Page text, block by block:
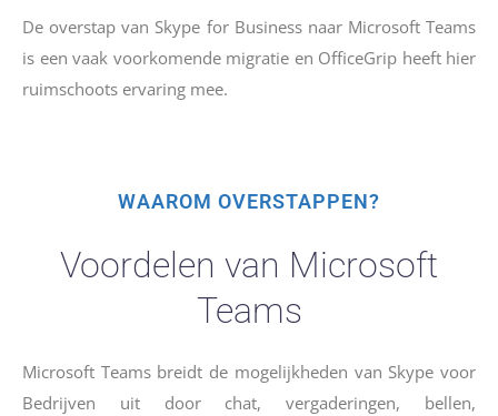
De overstap van Skype for Business naar Microsoft Teams
is een vaak voorkomende migratie en OfficeGrip heeft hier
ruimschoots ervaring mee.
WAAROM OVERSTAPPEN?
Voordelen van Microsoft
Teams
Microsoft Teams breidt de mogelijkheden van Skype voor
Bedrijven uit door chat, vergaderingen, bellen,